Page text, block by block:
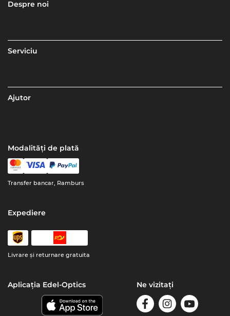
Despre noi
Serviciu
Ajutor
Modalități de plată
Transfer bancar, Ramburs
Expediere
Livrare şi returnare gratuita
Aplicația Edel-Optics Ne vizitați